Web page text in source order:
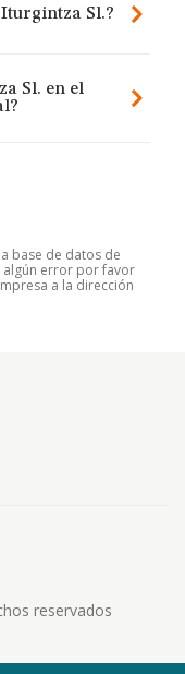
Sl.?
Sl. en el
base de datos de
algún error por favor
a la dirección
reservados